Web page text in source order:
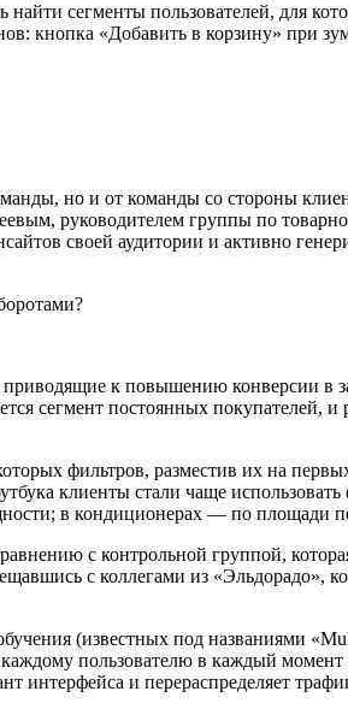
сегменты пользователей, для
кнопка «Добавить в корзину» при
но и от команды со стороны
руководителем группы по
своей аудитории и активно
к повышению конверсии в
сегмент постоянных покупателей, и
фильтров, разместив их на
клиенты стали чаще
в кондиционерах — по площади
с контрольной группой,
с коллегами из «Эльдорадо»,
(известных под названиями
пользователю в каждый
интерфейса и перераспределяет